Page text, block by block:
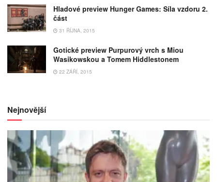
Hladové preview Hunger Games: Síla vzdoru 2.
část
31 ŘÍJNA, 2015
Gotické preview Purpurový vrch s Miou
Wasikowskou a Tomem Hiddlestonem
22 ZÁŘÍ, 2015
Nejnovější